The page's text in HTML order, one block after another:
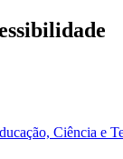
Ciência e